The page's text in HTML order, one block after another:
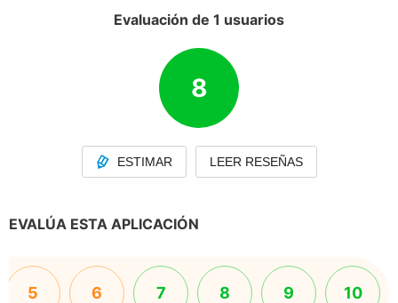
Evaluación de 1 usuarios
8
ESTIMAR LEER RESEÑAS
EVALÚA ESTA APLICACIÓN
5 6 7 8 9 10